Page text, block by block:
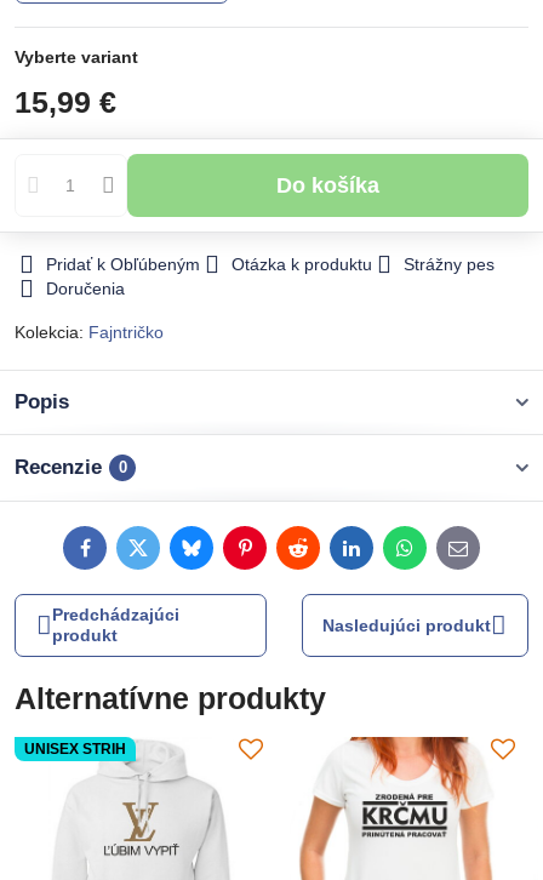
Vyberte variant
15,99 €
Do košíka
Pridať k Obľúbeným Otázka k produktu
Strážny pes
Doručenia
Kolekcia: Fajntričko
Popis
Recenzie 0
FacebookTwitterBlueskyPinterestRedditLinkedInWhatsApp
E-
mail
Predchádzajúci
produkt
Nasledujúci produkt
Alternatívne produkty
UNISEX STRIH